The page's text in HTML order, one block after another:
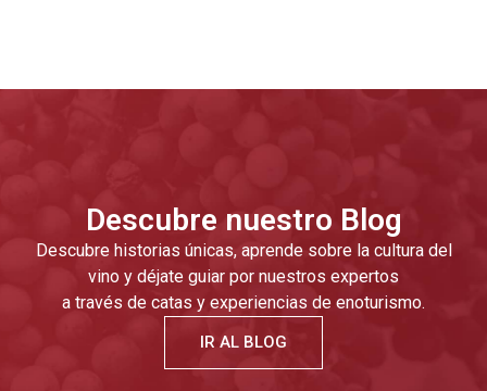
Descubre nuestro Blog
Descubre historias únicas, aprende sobre la cultura del
vino y déjate guiar por nuestros expertos
a través de catas y experiencias de enoturismo.
IR AL BLOG